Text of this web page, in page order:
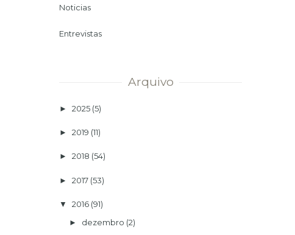
Noticias
Entrevistas
Arquivo
► 2025 (5)
► 2019 (11)
► 2018 (54)
► 2017 (53)
▼ 2016 (91)
► dezembro (2)